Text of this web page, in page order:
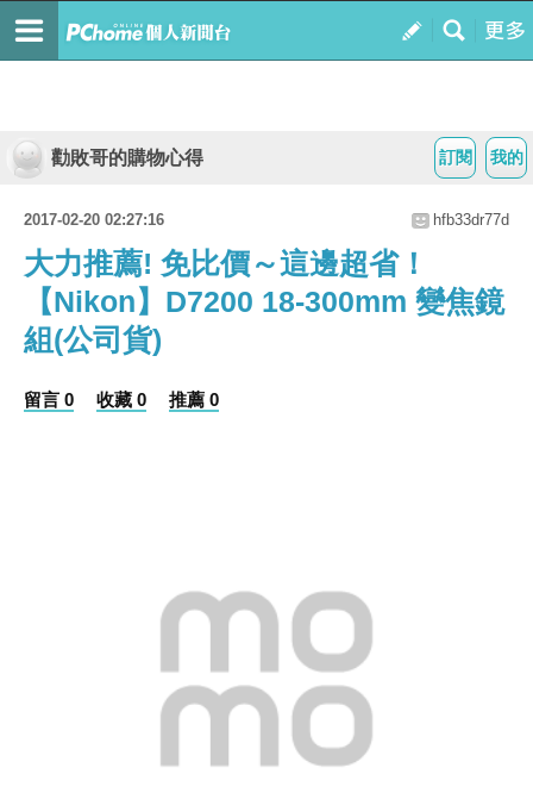
我的
訂閱
勸敗哥的購物心得
2017-02-20 02:27:16 hfb33dr77d
大力推薦! 免比價～這邊超省！
【Nikon】D7200 18-300mm 變焦鏡
組(公司貨)
留言 0 收藏 0 推薦 0